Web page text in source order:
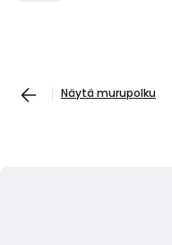
Näytä murupolku